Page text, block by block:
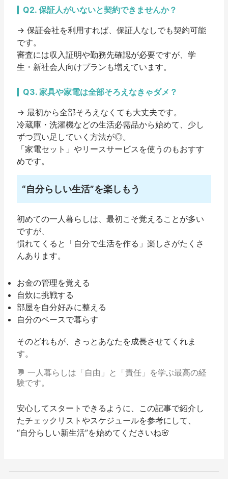
Q2. 保証人がいないと契約できませんか？
→ 保証会社を利用すれば、 保証人なしでも契約可能
です。
審査には収入証明や勤務先確認が必要ですが、学
生・新社会人向けプランも増えています。
Q3. 家具や家電は全部そろえなきゃダメ？
→ 最初から全部そろえなくても大丈夫です。
冷蔵庫・洗濯機などの生活必需品から始めて、少し
ずつ買い足していく方法が◎。
「家電セット」やリースサービスを使うのもおすす
めです。
“自分らしい生活”を楽しもう
初めての一人暮らしは、最初こそ覚えることが多い
ですが、
慣れてくると「自分で生活を作る」楽しさがたくさ
んあります。
お金の管理を覚える
自炊に挑戦する
部屋を自分好みに整える
自分のペースで暮らす
そのどれもが、きっとあなたを成長させてくれま
す。
💬 一人暮らしは「自由」と「責任」を学ぶ最高の経
験です。
安心してスタートできるように、この記事で紹介し
たチェックリストやスケジュールを参考にして、
“自分らしい新生活”を始めてくださいね🌸